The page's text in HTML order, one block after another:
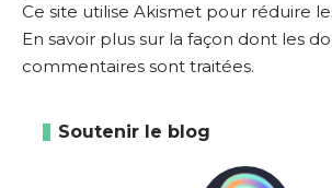
Ce site utilise Akismet pour réduire
En savoir plus sur la façon dont les
commentaires sont traitées.
Soutenir le blog